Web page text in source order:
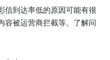
信到达率低的原因可能有很
容被运营商拦截等。了解问